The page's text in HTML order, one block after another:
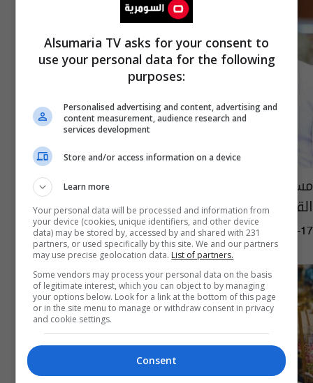
مسلسلات رمضانية تجمع فنانين بزوجاتهم.. اليك
القائمة
04:42 | 2023-02-17
Alsumaria TV asks for your consent to
use your personal data for the following
purposes:
Personalised advertising and content, advertising and
content measurement, audience research and
services development
Store and/or access information on a device
Learn more
Your personal data will be processed and information from
your device (cookies, unique identifiers, and other device
data) may be stored by, accessed by and shared with 231
partners, or used specifically by this site. We and our partners
may use precise geolocation data. List of partners.
Some vendors may process your personal data on the basis
of legitimate interest, which you can object to by managing
your options below. Look for a link at the bottom of this page
or in the site menu to manage or withdraw consent in privacy
and cookie settings.
Consent